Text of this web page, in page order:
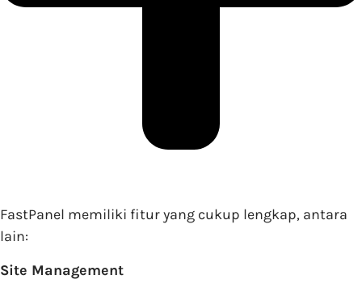
FastPanel memiliki fitur yang cukup lengkap, antara
lain:
Site Management